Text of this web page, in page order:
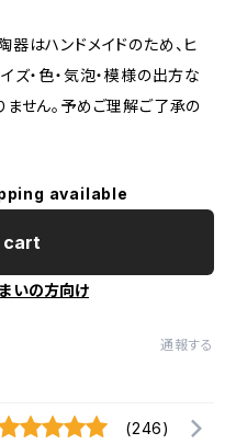
はハンドメイドのため、ヒ
ズ・色・気泡・模様の出方な
せん。予めご理解ご了承の
available
cart
いの方向け
通報する
(246)